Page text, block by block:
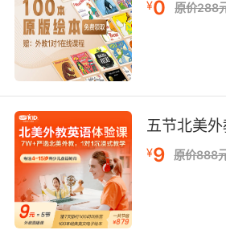
事情，这样孩子自己心中也有
排也会更加合理，英语vipkid
家长的鼓励。
最后英语vipkid希望大家知
的，当然时间也是平等的，想
之内更好地学习英语、提升自
会合理安排时间，这样不仅可
更是可以为你的人生带来很多
¥0 原价288
五节北美
¥9 原价888